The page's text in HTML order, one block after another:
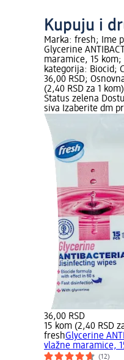
Kupuju i
Marka: fresh; Ime
Glycerine
maramice, 15 kom;
kategorija: Biocid;
36,00 RSD;
(2,40 RSD za 1
Status zelena
siva Izaberite dm
36,00 RSD
15 kom (2,40 RSD
freshGlycerine
vlažne maramice,
(12)